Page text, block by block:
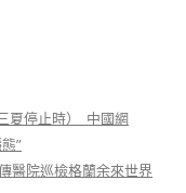
夏停止時）_中國網
”
醫院巡檢格蘭余來世界